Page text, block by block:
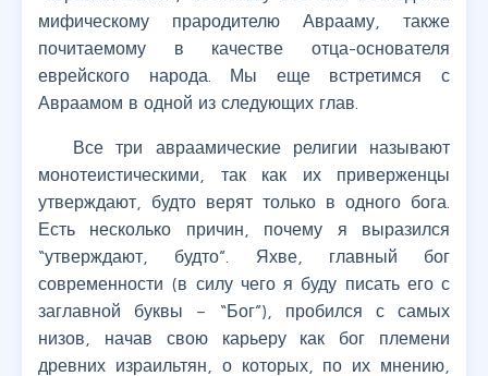
мифическому прародителю Аврааму, также
почитаемому в качестве отца-основателя
еврейского народа. Мы еще встретимся с
Авраамом в одной из следующих глав.
Все три авраамические религии называют
монотеистическими, так как их приверженцы
утверждают, будто верят только в одного бога.
Есть несколько причин, почему я выразился
“утверждают, будто”. Яхве, главный бог
современности (в силу чего я буду писать его с
заглавной буквы – “Бог”), пробился с самых
низов, начав свою карьеру как бог племени
древних израильтян, о которых, по их мнению,